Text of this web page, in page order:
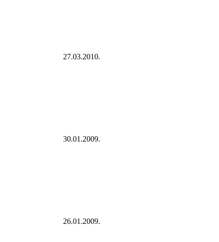
27.03.2010.
30.01.2009.
26.01.2009.